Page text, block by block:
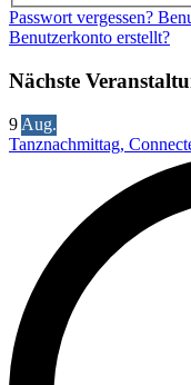
Passwort vergessen?
Benutzerkonto erstellt?
Nächste
9 Aug.
Tanznachmittag,